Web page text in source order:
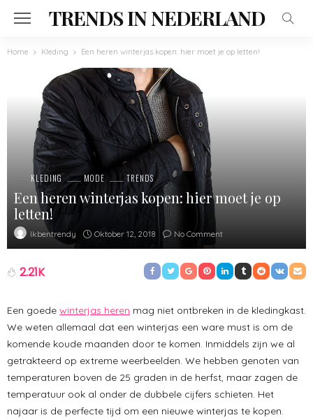
TRENDS IN NEDERLAND
Home Kleding Een heren winterjas kopen: hier moet je op letten!
KLEDING MODE TRENDS
Een heren winterjas kopen: hier moet je op
letten!
Ikbentrendy Oktober 12, 2018 No Comment
2.21K
Een goede winterjas heren mag niet ontbreken in de kledingkast.
We weten allemaal dat een winterjas een ware must is om de
komende koude maanden door te komen. Inmiddels zijn we al
getrakteerd op extreme weerbeelden. We hebben genoten van
temperaturen boven de 25 graden in de herfst, maar zagen de
temperatuur ook al onder de dubbele cijfers schieten. Het
najaar is de perfecte tijd om een nieuwe winterjas te kopen.